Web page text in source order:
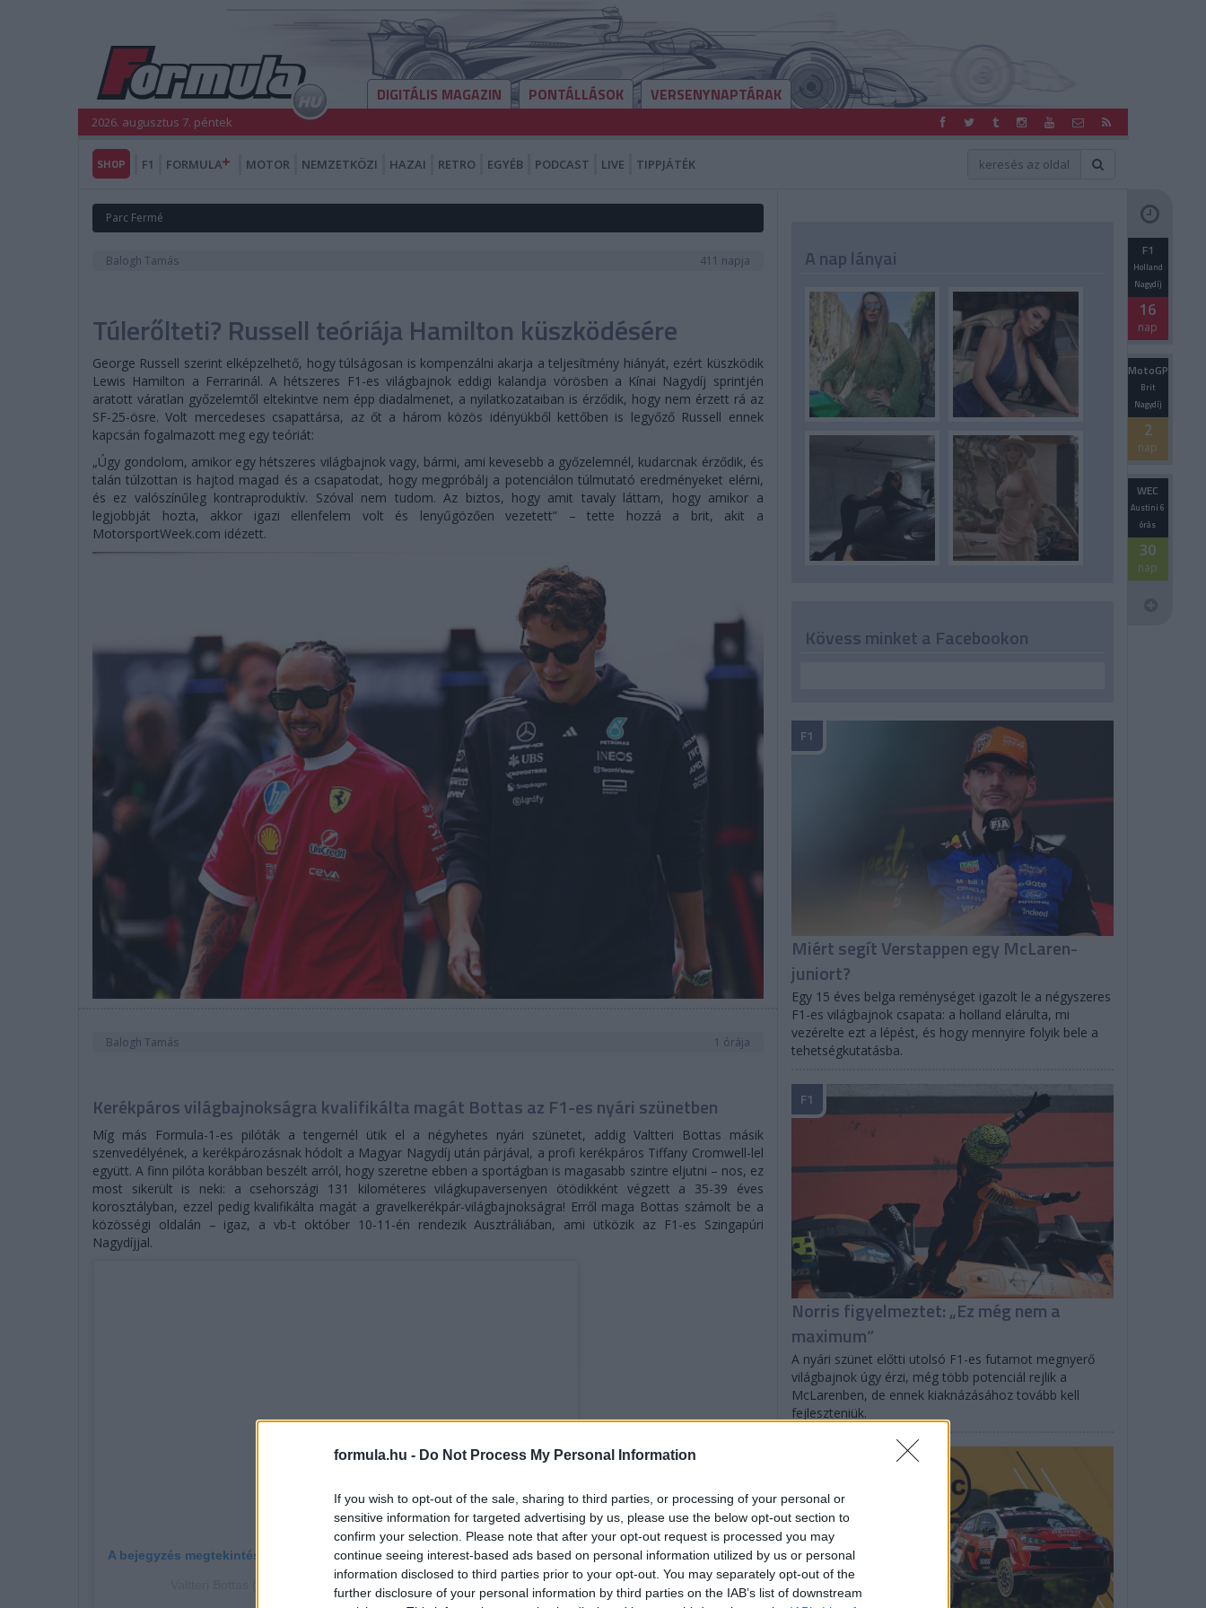
formula.hu - Do Not Process My Personal Information
If you wish to opt-out of the sale, sharing to third parties, or processing of your personal or
sensitive information for targeted advertising by us, please use the below opt-out section to
confirm your selection. Please note that after your opt-out request is processed you may
continue seeing interest-based ads based on personal information utilized by us or personal
information disclosed to third parties prior to your opt-out. You may separately opt-out of the
further disclosure of your personal information by third parties on the IAB’s list of downstream
DIGITÁLIS MAGAZIN PONTÁLLÁSOK VERSENYNAPTÁRAK
2026. augusztus 7. péntek
SHOP F1 FORMULA MOTOR NEMZETKÖZI HAZAI RETRO EGYÉB PODCAST LIVE TIPPJÁTÉK
Parc Fermé
Balogh Tamás 411 napja
Túlerőlteti? Russell teóriája Hamilton küszködésére
George Russell szerint elképzelhető, hogy túlságosan is kompenzálni akarja a teljesítmény hiányát, ezért küszködik
Lewis Hamilton a Ferrarinál. A hétszeres F1-es világbajnok eddigi kalandja vörösben a Kínai Nagydíj sprintjén
aratott váratlan győzelemtől eltekintve nem épp diadalmenet, a nyilatkozataiban is érződik, hogy nem érzett rá az
SF-25-ösre. Volt mercedeses csapattársa, az őt a három közös idényükből kettőben is legyőző Russell ennek
kapcsán fogalmazott meg egy teóriát:
„Úgy gondolom, amikor egy hétszeres világbajnok vagy, bármi, ami kevesebb a győzelemnél, kudarcnak érződik, és
talán túlzottan is hajtod magad és a csapatodat, hogy megpróbálj a potenciálon túlmutató eredményeket elérni,
és ez valószínűleg kontraproduktív. Szóval nem tudom. Az biztos, hogy amit tavaly láttam, hogy amikor a
legjobbját hozta, akkor igazi ellenfelem volt és lenyűgözően vezetett” – tette hozzá a brit, akit a
MotorsportWeek.com idézett.
Balogh Tamás 1 órája
Kerékpáros világbajnokságra kvalifikálta magát Bottas az F1-es nyári szünetben
Míg más Formula-1-es pilóták a tengernél ütik el a négyhetes nyári szünetet, addig Valtteri Bottas másik
szenvedélyének, a kerékpározásnak hódolt a Magyar Nagydíj után párjával, a profi kerékpáros Tiffany Cromwell-lel
együtt. A finn pilóta korábban beszélt arról, hogy szeretne ebben a sportágban is magasabb szintre eljutni – nos, ez
most sikerült is neki: a csehországi 131 kilométeres világkupaversenyen ötödikként végzett a 35-39 éves
korosztályban, ezzel pedig kvalifikálta magát a gravelkerékpár-világbajnokságra! Erről maga Bottas számolt be a
közösségi oldalán – igaz, a vb-t október 10-11-én rendezik Ausztráliában, ami ütközik az F1-es Szingapúri
Nagydíjjal.
A bejegyzés megtekintése az Instagramon
Valtteri Bottas (@valtteribottas) által megosztott bejegyzés
A nap lányai
Kövess minket a Facebookon
F1
Holland
Nagydíj
16
nap
MotoGP
Brit
Nagydíj
2
nap
WEC
Austini 6
órás
30
nap
Miért segít Verstappen egy McLaren-
juniort?
Egy 15 éves belga reménységet igazolt le a négyszeres
F1-es világbajnok csapata: a holland elárulta, mi
vezérelte ezt a lépést, és hogy mennyire folyik bele a
tehetségkutatásba.
F1
Norris figyelmeztet: „Ez még nem a
maximum”
A nyári szünet előtti utolsó F1-es futamot megnyerő
világbajnok úgy érzi, még több potenciál rejlik a
McLarenben, de ennek kiaknázásához tovább kell
fejleszteniük.
F1